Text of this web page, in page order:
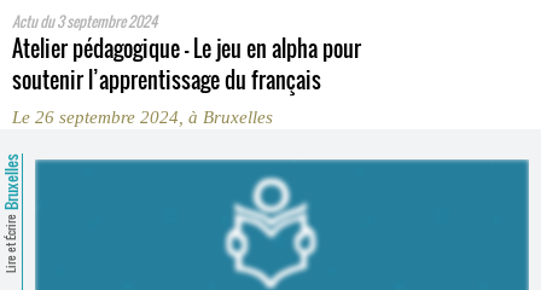
Actu du3 septembre 2024
Atelier pédagogique - Le jeu en alpha pour
soutenir l’apprentissage du français
Le 26 septembre 2024, à Bruxelles
Lire et Écrire
Bruxelles